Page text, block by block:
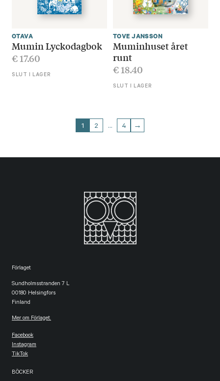
OTAVA
Mumin Lyckodagbok
€17.60
SLUT I LAGER
TOVE JANSSON
Muminhuset året
runt
€18.40
SLUT I LAGER
1 2 … 4 →
Förlaget
Sundholmsstranden 7 L
00180 Helsingfors
Finland
Mer om Förlaget.
Facebook
Instagram
TikTok
BÖCKER